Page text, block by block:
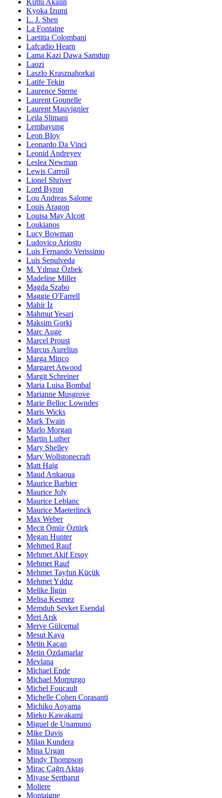
Kutlu Akalın
Kyoka İzumi
L. J. Shen
La Fontaine
Laetitia Colombani
Lafcadio Hearn
Lama Kazi Dawa Samdup
Laozi
Laszlo Krasznahorkai
Latife Tekin
Laurence Sterne
Laurent Gounelle
Laurent Mauvignier
Leila Slimani
Lembayung
Leon Bloy
Leonardo Da Vinci
Leonid Andreyev
Leslea Newman
Lewis Carroll
Lionel Shriver
Lord Byron
Lou Andreas Salome
Louis Aragon
Louisa May Alcott
Loukianos
Lucy Bowman
Ludovico Ariosto
Luis Fernando Verissimo
Luis Sepulveda
M. Yılmaz Özbek
Madeline Miller
Magda Szabo
Maggie O'Farrell
Mahir İz
Mahmut Yesari
Maksim Gorki
Marc Auge
Marcel Proust
Marcus Aurelius
Marga Minco
Margaret Atwood
Margit Schreiner
Maria Luisa Bombal
Marianne Musgrove
Marie Belloc Lowndes
Maris Wicks
Mark Twain
Marlo Morgan
Martin Luther
Mary Shelley
Mary Wollstonecraft
Matt Haig
Maud Ankaoua
Maurice Barbier
Maurice Joly
Maurice Leblanc
Maurice Maeterlinck
Max Weber
Mecit Ömür Öztürk
Megan Hunter
Mehmed Rauf
Mehmet Akif Ersoy
Mehmet Rauf
Mehmet Tayfun Küçük
Mehmet Yıldız
Melike İlgün
Melisa Kesmez
Memduh Şevket Esendal
Mert Arık
Merve Gülcemal
Mesut Kaya
Metin Kaçan
Metin Özdamarlar
Mevlana
Michael Ende
Michael Morpurgo
Michel Foucault
Michelle Cohen Corasanti
Michiko Aoyama
Mieko Kawakami
Miguel de Unamuno
Mike Davis
Milan Kundera
Mina Urgan
Mindy Thompson
Miraç Çağrı Aktaş
Miyase Sertbarut
Moliere
Montaigne